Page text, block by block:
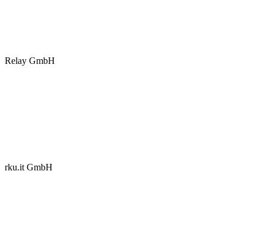
Relay GmbH
rku.it GmbH